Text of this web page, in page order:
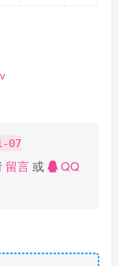
07
留言或
QQ